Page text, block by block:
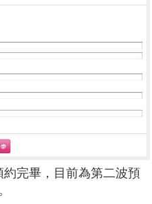
完畢，目前為第二波預